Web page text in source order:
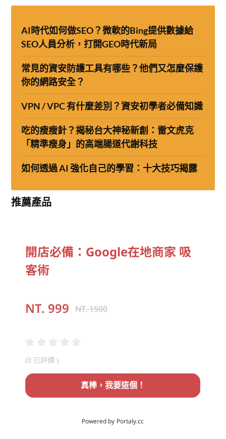
AI時代如何做SEO？微軟的Bing提供數據給
SEO人員分析，打開GEO時代新局
常見的資安防護工具有哪些？他們又怎麼保護
你的網路安全？
VPN / VPC 有什麼差別？資安初學者必備知識
吃的瘦瘦針？揭秘台大神秘新創：雷文虎克
「精準瘦身」的高端腸道代謝科技
如何透過 AI 強化自己的學習：十大技巧揭露
推薦產品